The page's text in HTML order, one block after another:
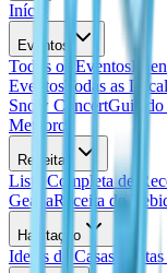
Início
Eventos
Todos os Eventos
Eventos Todas as
Snow ConcertGuia
Meteoros
Receitas
Lista Completa de
GeadaReceita de
Habitação
Ideias de Casas